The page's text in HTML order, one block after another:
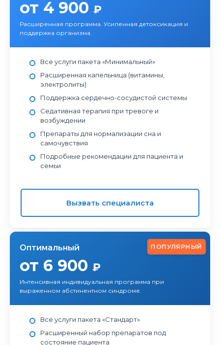
от 4 900 ₽
Расширенная программа. Усиленная детоксикация и
поддержка организма.
Все услуги пакета «Минимальный»
Расширенная капельница (витамины,
электролиты)
Поддержка сердечно-сосудистой системы
Седативная терапия при тревоге и
возбуждении
Препараты для нормализации сна и
самочувствия
Подробные рекомендации для пациента и
семьи
Вызвать специалиста
ПОПУЛЯРНЫЙ
Оптимальный
от 6 900 ₽
Интенсивная индивидуальная программа при
выраженном абстинентном синдроме.
Все услуги пакета «Стандарт»
Расширенный набор препаратов под
состояние пациента